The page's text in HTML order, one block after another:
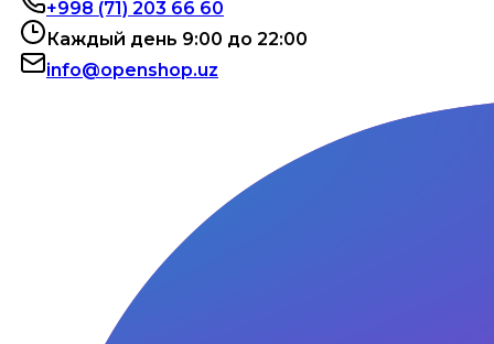
+998 (71) 203 66 60
Каждый день 9:00 до 22:00
info@openshop.uz